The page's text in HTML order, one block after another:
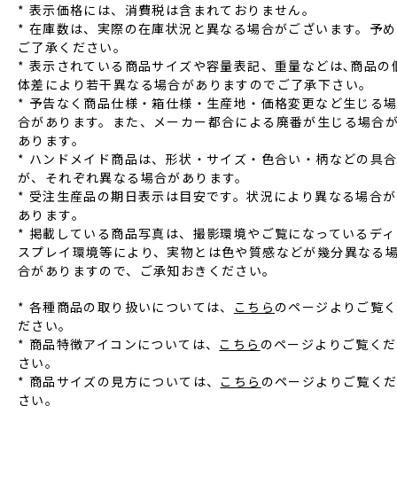
* 表⽰価格には、消費税は含まれておりません。
* 在庫数は、実際の在庫状況と異なる場合がございます。予め
ご了承ください。
* 表⽰されている商品サイズや容量表記、重量などは､商品の
体差により若⼲異なる場合がありますのでご了承下さい。
* 予告なく商品仕様‧箱仕様‧⽣産地‧価格変更など⽣じる場
合があります。また、メーカー都合による廃番が⽣じる場合
あります。
* ハンドメイド商品は、形状‧サイズ‧⾊合い‧柄などの具合
が、それぞれ異なる場合があります。
* 受注⽣産品の期⽇表⽰は⽬安です。状況により異なる場合が
あります。
* 掲載している商品写真は、撮影環境やご覧になっているディ
スプレイ環境等により、実物とは⾊や質感などが幾分異なる
合がありますので、ご承知おきください。
* 各種商品の取り扱いについては、 こちら のページよりご覧く
ださい。
* 商品特徴アイコンについては、 こちら のページよりご覧くだ
さい。
* 商品サイズの見方については、 こちら のページよりご覧くだ
さい。